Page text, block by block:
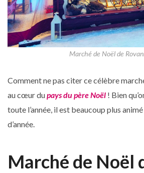
Marché de Noël de
Comment ne pas citer ce célèbre
au cœur dupays du père Noël ! Bien
toute l’année, il est beaucoup plus
d’année.
Marché de Noël